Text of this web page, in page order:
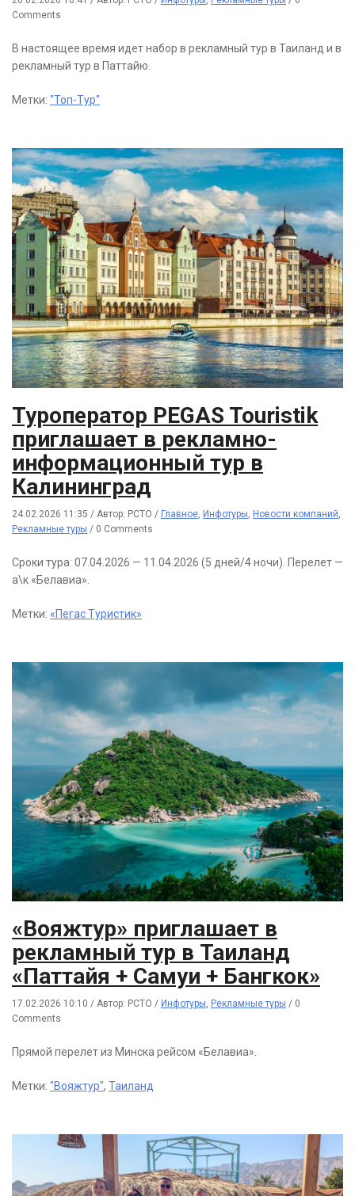
Comments
В настоящее время идет набор в рекламный тур в Таиланд и в
рекламный тур в Паттайю.
Метки: "Топ-Тур"
Туроператор PEGAS Touristik
приглашает в рекламно-
информационный тур в
Калининград
24.02.2026 11:35 / Автор: РСТО / Главное Инфотуры Новости компаний
Рекламные туры / 0 Comments
Сроки тура: 07.04.2026 — 11.04.2026 (5 дней/4 ночи). Перелет —
а\к «Белавиа».
Метки: «Пегас Туристик»
«Вояжтур» приглашает в
рекламный тур в Таиланд
«Паттайя + Самуи + Бангкок»
17.02.2026 10:10 / Автор: РСТО / Инфотуры, Рекламные туры / 0
Comments
Прямой перелет из Минска рейсом «Белавиа».
Метки: "Вояжтур", Таиланд